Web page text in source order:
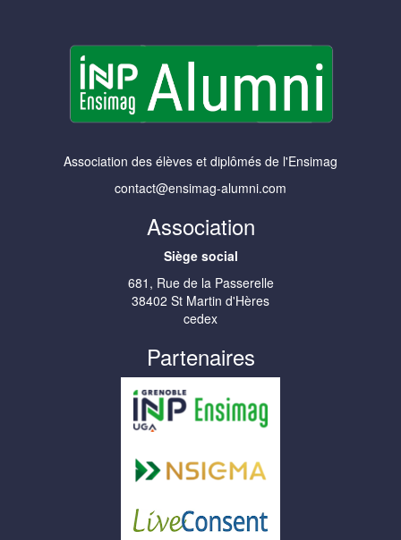
Association des élèves et diplômés de l'Ensimag
contact@ensimag-alumni.com
Association
Siège social
681, Rue de la Passerelle
38402 St Martin d'Hères
cedex
Partenaires